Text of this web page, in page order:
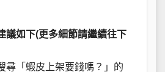
議如下(更多細節請繼續往下
尋「蝦皮上架要錢嗎？」的